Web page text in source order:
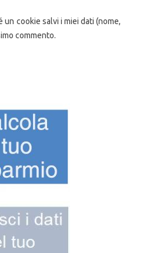
cookie salvi i miei dati (nome,
commento.